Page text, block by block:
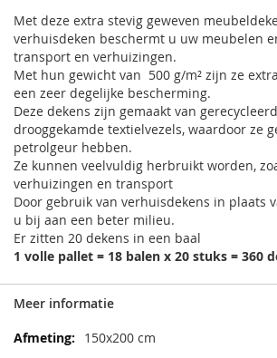
Met deze extra stevig geweven
verhuisdeken beschermt u uw meubelen
transport en verhuizingen.
Met hun gewicht van 500 g/m² zijn ze
een zeer degelijke bescherming.
Deze dekens zijn gemaakt van
drooggekamde textielvezels, waardoor ze
petrolgeur hebben.
Ze kunnen veelvuldig herbruikt worden,
verhuizingen en transport
Door gebruik van verhuisdekens in plaats
u bij aan een beter milieu.
Er zitten 20 dekens in een baal
1 volle pallet = 18 balen x 20 stuks = 360
Meer informatie
Meer
150x200 cm